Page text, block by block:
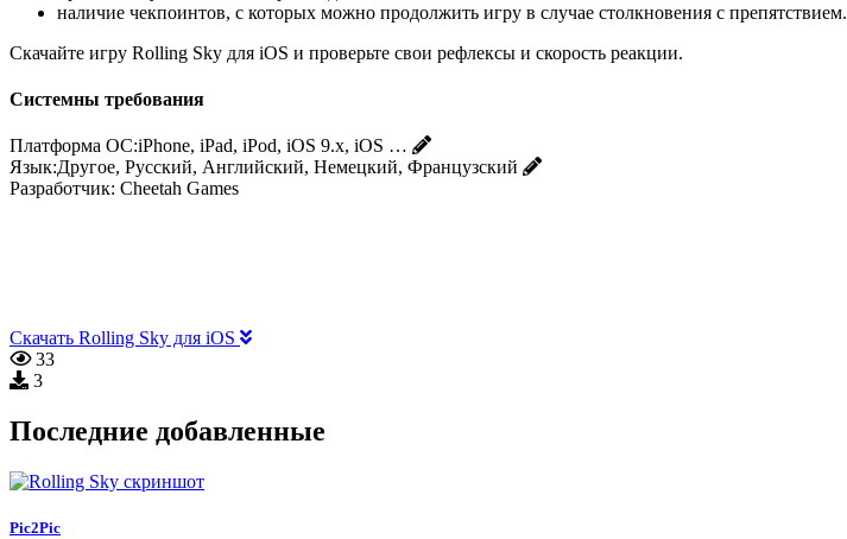
наличие чекпоинтов, с которых можно продолжить игру в случае столкновения с препятствием.
Скачайте игру Rolling Sky для iOS и проверьте свои рефлексы и скорость реакции.
Системны требования
Платформа ОС:iPhone, iPad, iPod, iOS 9.x, iOS …
Язык:Другое, Русский, Английский, Немецкий, Французский
Разработчик: Cheetah Games
Скачать Rolling Sky для iOS
33
3
Последние добавленные
Pic2Pic